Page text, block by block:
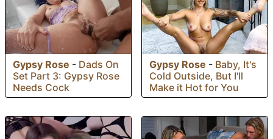
Gypsy Rose - Dads On
Set Part 3: Gypsy Rose
Needs Cock
Gypsy Rose - Baby, It's
Cold Outside, But I'll
Make it Hot for You